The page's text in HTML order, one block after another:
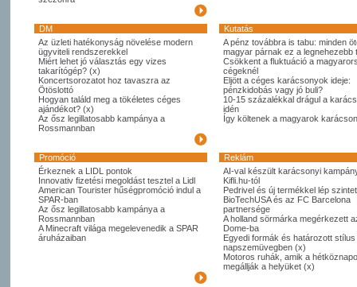
DM
Kutatás
Az üzleti hatékonyság növelése modern
ügyviteli rendszerekkel
Miért lehet jó választás egy vizes
takarítógép? (x)
Koncertsorozatot hoz tavaszra az
Ötöslottó
Hogyan találd meg a tökéletes céges
ajándékot? (x)
Az ősz legillatosabb kampánya a
Rossmannban
A pénz továbbra is tabu: minden
magyar párnak ez a legnehezebb
Csökkent a fluktuáció a
cégeknél
Eljött a céges karácsonyok ideje:
pénzkidobás vagy jó buli?
10-15 százalékkal drágul a
idén
Így költenek a magyarok
Promóció
Reklám
Érkeznek a LIDL pontok
Innovativ fizetési megoldást tesztel a Lidl
American Tourister hűségpromóció indul a
SPAR-ban
Az ősz legillatosabb kampánya a
Rossmannban
A Minecraft világa megelevenedik a SPAR
áruházaiban
AI-val készült karácsonyi
Kifli.hu-tól
Pedrivel és új termékkel lép
BioTechUSA és az FC Barcelona
partnersége
A holland sörmárka megérkezett
Dome-ba
Egyedi formák és határozott
napszemüvegben (x)
Motoros ruhák, amik a
megállják a helyüket (x)